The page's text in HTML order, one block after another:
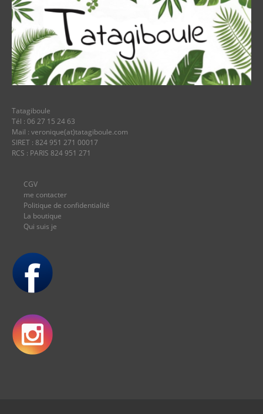
Tatagiboule
Tél : 06 27 15 24 63
Mail : veronique(at)tatagiboule.com
SIRET : 824 951 271 00017
RCS : PARIS 824 951 271
CGV
me contacter
Politique de confidentialité
La boutique
Qui suis je